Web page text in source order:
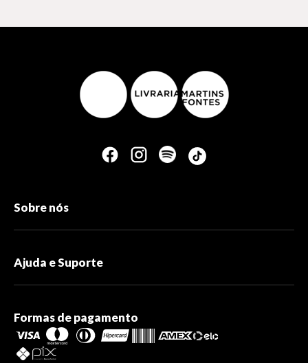
Sobre nós
Ajuda e Suporte
Formas de pagamento